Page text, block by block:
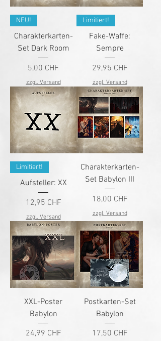
NEU!
Charakterkarten-
Set Dark Room
Preis
5,00 CHF
zzgl. Versand
Limitiert!
Fake-Waffe:
Sempre
Preis
29,95 CHF
zzgl. Versand
Limitiert!
Aufsteller: XX
Preis
12,95 CHF
zzgl. Versand
Charakterkarten-
Set Babylon III
Preis
18,00 CHF
zzgl. Versand
XXL-Poster
Babylon
Preis
24,99 CHF
Postkarten-Set
Babylon
Preis
17,50 CHF